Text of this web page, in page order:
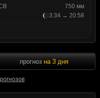
750 мм
3:34 → 20:58
прогноз на 3 дня